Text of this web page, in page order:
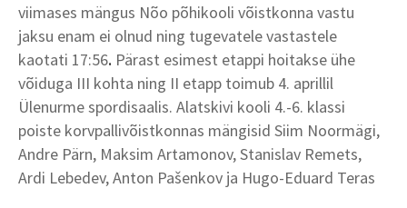
viimases mängus Nõo põhikooli võistkonna vastu
jaksu enam ei olnud ning tugevatele vastastele
kaotati 17:56. Pärast esimest etappi hoitakse ühe
võiduga III kohta ning II etapp toimub 4. aprillil
Ülenurme spordisaalis. Alatskivi kooli 4.-6. klassi
poiste korvpallivõistkonnas mängisid Siim Noormägi,
Andre Pärn, Maksim Artamonov, Stanislav Remets,
Ardi Lebedev, Anton Pašenkov ja Hugo-Eduard Teras